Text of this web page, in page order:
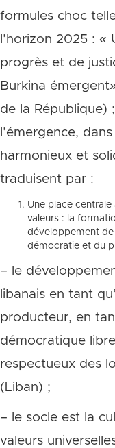
formules choc
l’horizon 2025 :
progrès et de
Burkina
de la République)
l’émergence,
harmonieux et
traduisent par :
Une place
valeurs : la
développement de
démocratie et du
– le
libanais en tant
producteur, en
démocratique
respectueux des
(Liban) ;
– le socle est la
valeurs